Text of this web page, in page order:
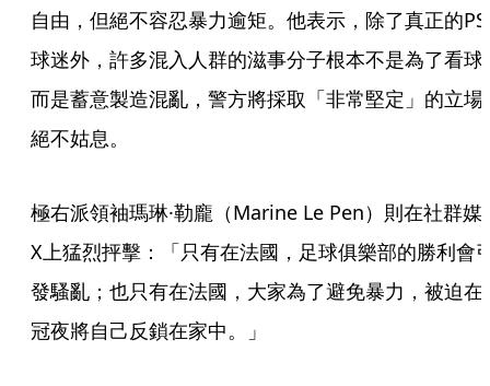
自由，但絕不容忍暴力逾矩。他表示，除了真正的
球迷外，許多混入人群的滋事分子根本不是為了看球
而是蓄意製造混亂，警方將採取「非常堅定」的立場
絕不姑息。
極右派領袖瑪琳·勒龐（Marine Le Pen）則在社群媒
X上猛烈抨擊：「只有在法國，足球俱樂部的勝利會
發騷亂；也只有在法國，大家為了避免暴力，被迫在
冠夜將自己反鎖在家中。」